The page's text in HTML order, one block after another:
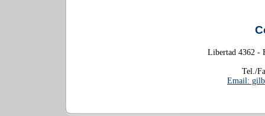
Libertad 4362 -
Tel./
Email: